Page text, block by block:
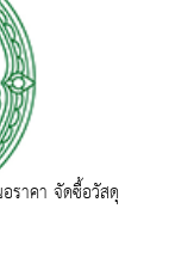
ราคา จัดซื้อวัสดุ